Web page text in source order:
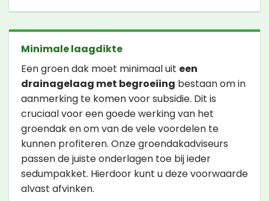
Minimale laagdikte
Een groen dak moet minimaal uit een
drainagelaag met begroeiing bestaan om in
aanmerking te komen voor subsidie. Dit is
cruciaal voor een goede werking van het
groendak en om van de vele voordelen te
kunnen profiteren. Onze groendakadviseurs
passen de juiste onderlagen toe bij ieder
sedumpakket. Hierdoor kunt u deze voorwaarde
alvast afvinken.